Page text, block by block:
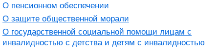
О пенсионном обеспечении
О защите общественной морали
О государственной социальной помощи лицам с
инвалидностью с детства и детям с инвалидностью